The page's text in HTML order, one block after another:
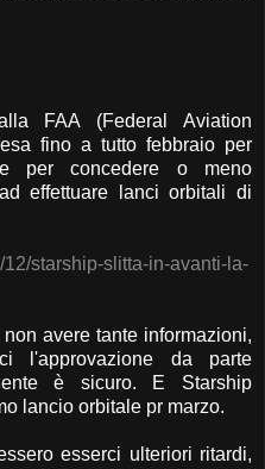
FAA (Federal Aviation
fino a tutto febbraio per
per concedere o meno
effettuare lanci orbitali di
starship-slitta-in-avanti-la-
avere tante informazioni,
l'approvazione da parte
è sicuro. E Starship
lancio orbitale pr marzo.
esserci ulteriori ritardi,